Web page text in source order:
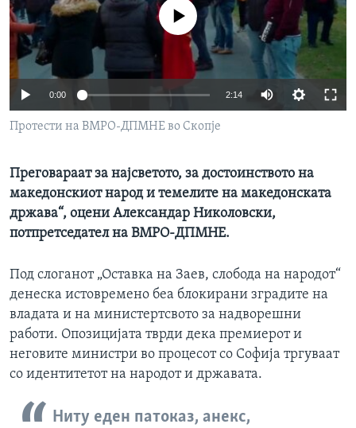
ИНТЕРВЈУА
Јазици
No media source currently available
0:00 2:14
Протести на ВМРО-ДПМНЕ во Скопје
Преговараат за најсветото, за достоинството на
македонскиот народ и темелите на македонската
држава“, оцени Александар Николовски,
потпретседател на ВМРО-ДПМНЕ.
Под слоганот „Оставка на Заев, слобода на народот“
денеска истовремено беа блокирани зградите на
владата и на министертсвото за надворешни
работи. Опозицијата тврди дека премиерот и
неговите министри во процесот со Софија тргуваат
со идентитетот на народот и државата.
Ниту еден патоказ, анекс,